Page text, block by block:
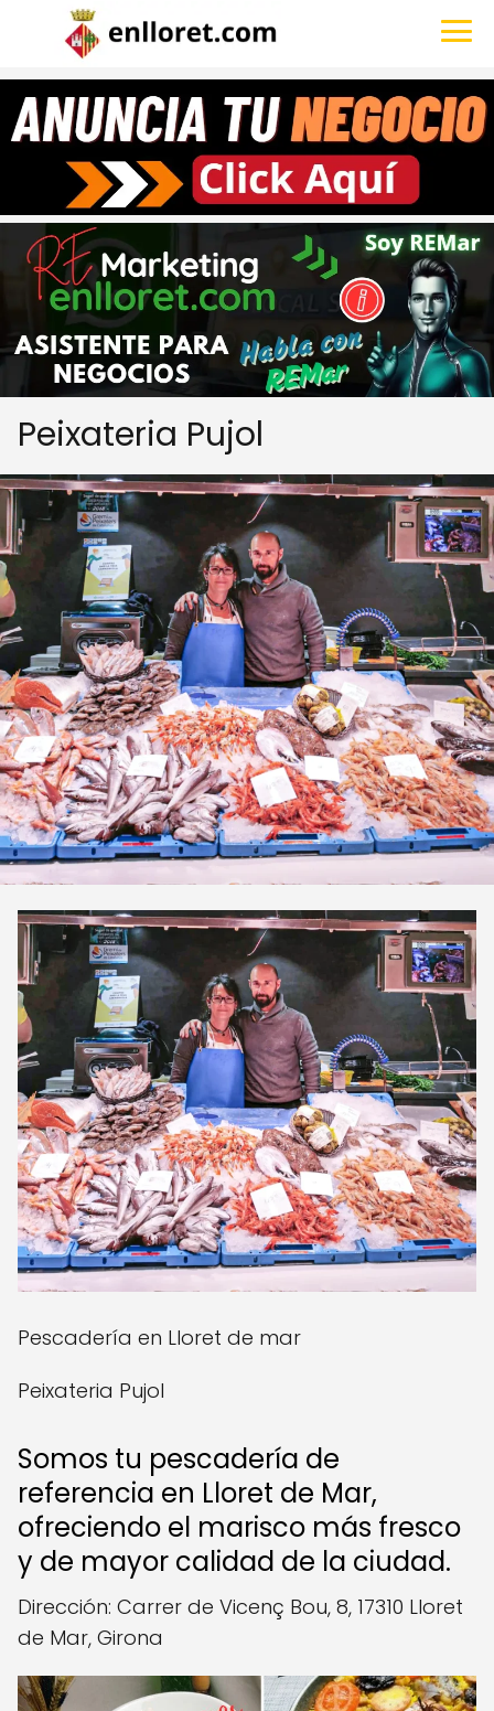
Peixateria Pujol
Pescadería en Lloret de mar
Peixateria Pujol
Somos tu pescadería de
referencia en Lloret de Mar,
ofreciendo el marisco más fresco
y de mayor calidad de la ciudad.
Dirección: Carrer de Vicenç Bou, 8, 17310 Lloret
de Mar, Girona